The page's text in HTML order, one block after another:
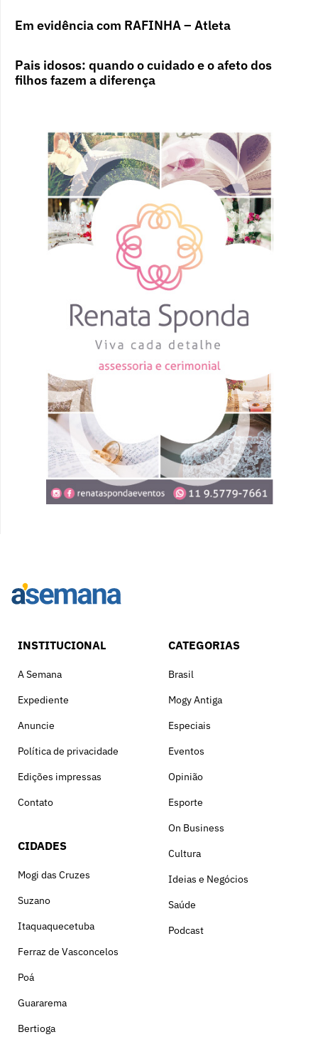
Em evidência com RAFINHA – Atleta
Pais idosos: quando o cuidado e o afeto dos
filhos fazem a diferença
INSTITUCIONAL
A Semana
Expediente
Anuncie
Política de privacidade
Edições impressas
Contato
CIDADES
Mogi das Cruzes
Suzano
Itaquaquecetuba
Ferraz de Vasconcelos
Poá
Guararema
Bertioga
CATEGORIAS
Brasil
Mogy Antiga
Especiais
Eventos
Opinião
Esporte
On Business
Cultura
Ideias e Negócios
Saúde
Podcast